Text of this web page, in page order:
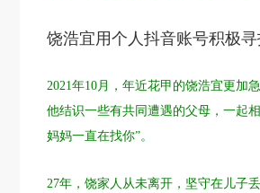
饶浩宜用个人抖音账号积极
2021年10月，年近花甲的饶浩宜更加
他结识一些有共同遭遇的父母，一起
妈妈一直在找你”。
27年，饶家人从未离开，坚守在儿子